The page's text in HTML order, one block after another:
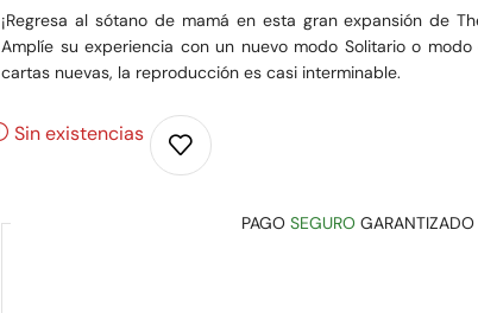
¡Regresa al sótano de mamá en esta gran expansión de
Amplíe su experiencia con un nuevo modo Solitario o
cartas nuevas, la reproducción es casi interminable.
Sin existencias
PAGO SEGURO GARANTIZADO